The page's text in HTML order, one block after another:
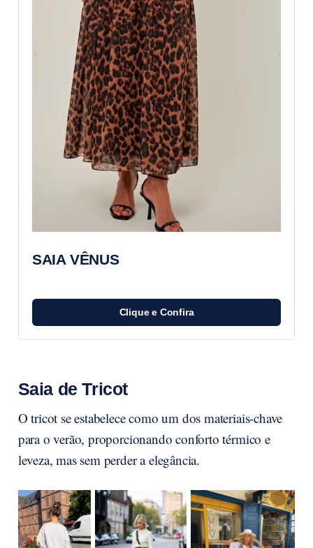
SAIA VÊNUS
Clique e Confira
Saia de Tricot
O tricot se estabelece como um dos materiais-chave
para o verão, proporcionando conforto térmico e
leveza, mas sem perder a elegância.